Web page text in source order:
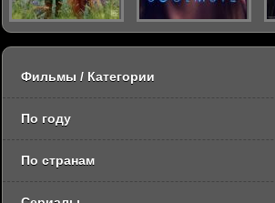
Фильмы / Категории
По году
По странам